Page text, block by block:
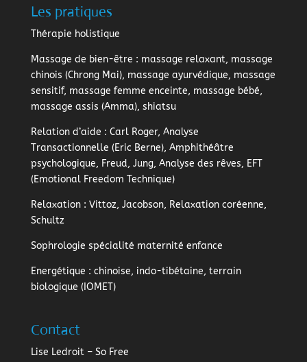
Les pratiques
Thérapie holistique
Massage de bien-être : massage relaxant, massage
chinois (Chrong Mai), massage ayurvédique, massage
sensitif, massage femme enceinte, massage bébé,
massage assis (Amma), shiatsu
Relation d’aide : Carl Roger, Analyse
Transactionnelle (Eric Berne), Amphithéâtre
psychologique, Freud, Jung, Analyse des rêves, EFT
(Emotional Freedom Technique)
Relaxation: Vittoz, Jacobson, Relaxation coréenne,
Schultz
Sophrologie spécialité maternité enfance
Energétique : chinoise, indo-tibétaine, terrain
biologique (IOMET)
Contact
Lise Ledroit – So Free